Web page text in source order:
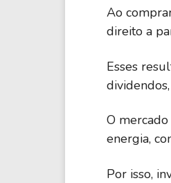
Ao
direito a
Esses
O
energia,
Por isso,